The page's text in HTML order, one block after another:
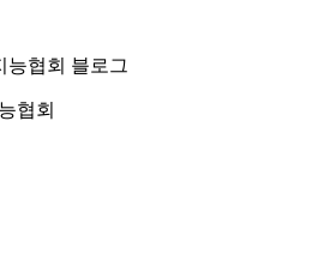
능협회 블로그
협회